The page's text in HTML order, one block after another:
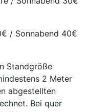
/ Sonnabend 40€
Standgröße
2 Meter
abgestellten
Bei quer